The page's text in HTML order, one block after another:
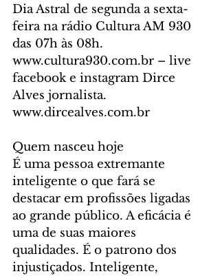
Dia Astral de segunda a sexta-
feira na rádio Cultura AM 930
das 07h às 08h.
www.cultura930.com.br – live
facebook e instagram Dirce
Alves jornalista.
www.dircealves.com.br
Quem nasceu hoje
É uma pessoa extremante
inteligente o que fará se
destacar em profissões ligadas
ao grande público. A eficácia é
uma de suas maiores
qualidades. É o patrono dos
injustiçados. Inteligente,